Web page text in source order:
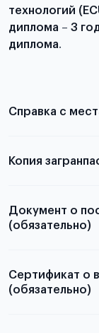
технологий
диплома – 3
диплома.
Справка с
статье справка
Копия
паспорта
Документ о
(обязательно)
Подробная
Сертификат о
(обязательно)